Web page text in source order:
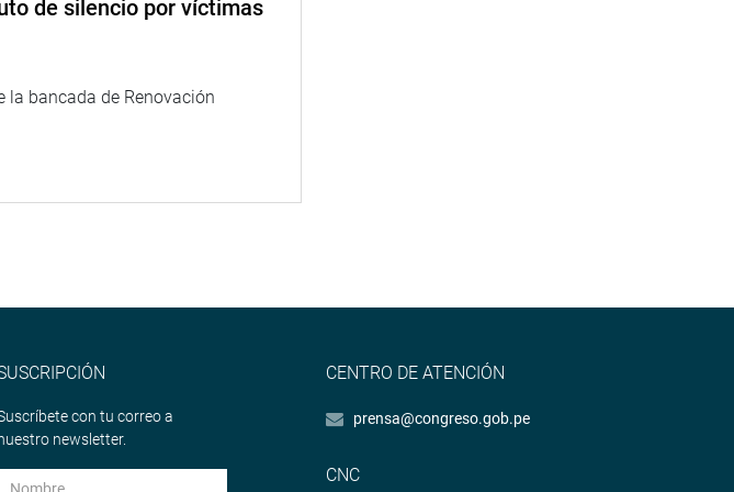
sobre “Desarrollo e
de Solidaridad con el
suscritos por el Perú.
>
de silencio por víctimas
la bancada de Renovación
con tu correo a
newsletter.
CENTRO DE ATENCIÓN
prensa@congreso.gob.pe
CNC